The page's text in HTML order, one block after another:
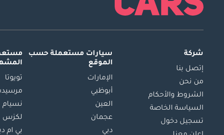
شركة
إتصل بنا
من نحن
الشروط والأحكام
السياسة الخاصة
تسجيل دخول
سيارات مستعملة حسب
الموقع
الإمارات
أبوظبي
العين
عجمان
دبي
تويوتا
نسيام
لكزس
بي ام